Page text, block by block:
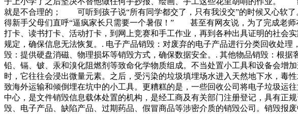
就是不合理的； 可听到孩子说“所有同学都交了，只有我没交”的时候又心
得新手父母们直呼“逼疯家长只需要一个暑假！” 甚至有网友说，为了完成老
打卡、读书打卡、活动打卡，到网上竞赛和手工作业，再到各种出具证明的
规定，确保信息无法恢复。. 电子产品销毁：对废弃的电子产品进行分类回收处
毁：提供硬盘消磁、物理损坏等销毁方式，确保数据安全。. 其他物品销毁：根
铅、镉、铍、汞和溴化阻燃剂等致命化学物质组成。不当处置小工具和设备会增
时，它往往会浸出微量元素。之后，受污染的垃圾填埋场水进入天然地下水，毒
致海外运输和倾倒埋在坑中的小工具。更糟糕的是，一些回收公司将电子垃圾运
中心，是文件销毁信息载体处置的机构，是经工商及有关部门注册登记，具有正
毁、电子产品、缺陷产品、过期药品、假冒商品等涉密介质的销毁公司。销毁报